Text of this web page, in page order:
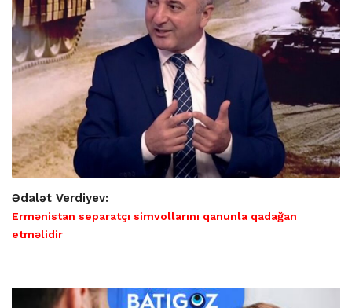
Ədalət Verdiyev:
Ermənistan separatçı simvollarını qanunla qadağan
etməlidir